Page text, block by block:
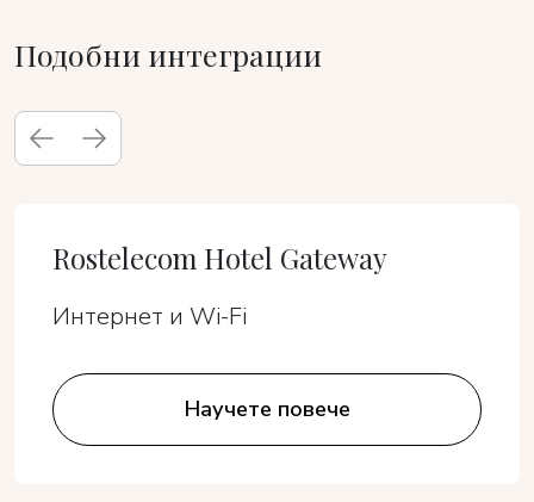
Подобни интеграции
Rostelecom Hotel Gateway
Интернет и Wi-Fi
Научете повече